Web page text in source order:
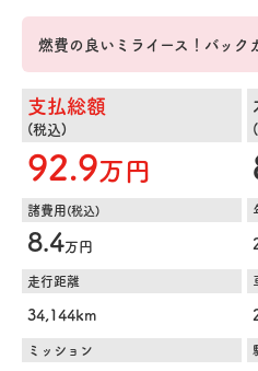
燃費の良いミライース！バック
支払総額
(税込)
92.9万円
諸費用(税込)
8.4万円
走行距離
34,144km
ミッション